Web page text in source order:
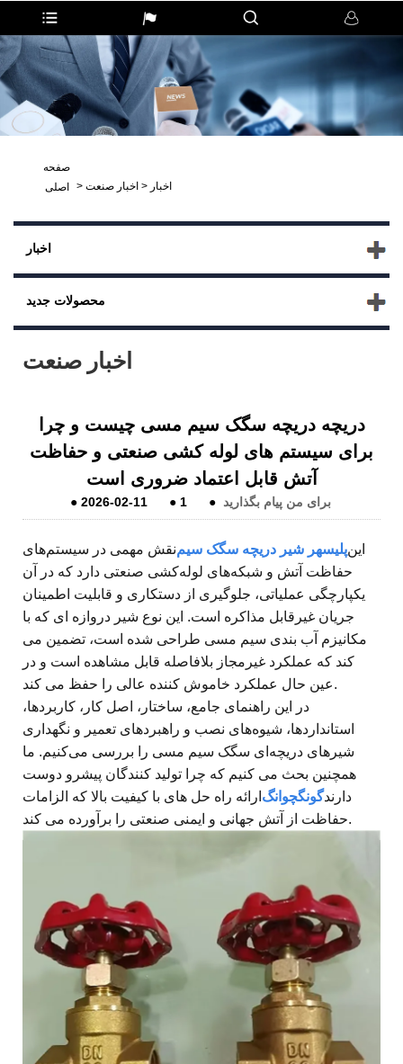
صفحه
اصلی
> اخبار > اخبار صنعت
اخبار
محصولات جدید
اخبار صنعت
دریچه دریچه سگک سیم مسی چیست و چرا
برای سیستم های لوله کشی صنعتی و حفاظت
آتش قابل اعتماد ضروری است
●2026-02-11 ● 1 ● برای من پیام بگذارید
اینپلیسهر شیر دریچه سگک سیمنقش مهمی در سیستم‌های
حفاظت آتش و شبکه‌های لوله‌کشی صنعتی دارد که در آن
یکپارچگی عملیاتی، جلوگیری از دستکاری و قابلیت اطمینان
جریان غیرقابل مذاکره است. این نوع شیر دروازه ای که با
مکانیزم آب بندی سیم مسی طراحی شده است، تضمین می
کند که عملکرد غیرمجاز بلافاصله قابل مشاهده است و در
عین حال عملکرد خاموش کننده عالی را حفظ می کند.
در این راهنمای جامع، ساختار، اصل کار، کاربردها،
استانداردها، شیوه‌های نصب و راهبردهای تعمیر و نگهداری
شیرهای دریچه‌ای سگک سیم مسی را بررسی می‌کنیم. ما
همچنین بحث می کنیم که چرا تولید کنندگان پیشرو دوست
دارندگونگچوانگ ارائه راه حل های با کیفیت بالا که الزامات
حفاظت از آتش جهانی و ایمنی صنعتی را برآورده می کند.